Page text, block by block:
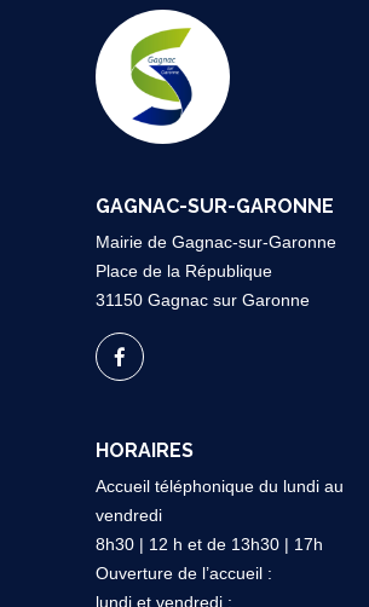
GAGNAC-SUR-GARONNE
Mairie de Gagnac-sur-Garonne
Place de la République
31150 Gagnac sur Garonne
HORAIRES
Accueil téléphonique du lundi au
vendredi
8h30 | 12 h et de 13h30 | 17h
Ouverture de l’accueil :
lundi et vendredi :